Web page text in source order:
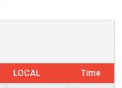
LOCAL Time